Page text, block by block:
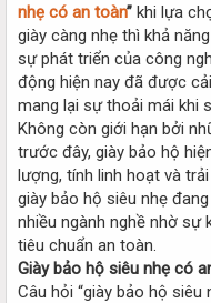
nhẹ có an toàn” khi lựa
giày càng nhẹ thì khả
sự phát triển của công
động hiện nay đã được
mang lại sự thoải mái khi
Không còn giới hạn bởi
trước đây, giày bảo hộ
lượng, tính linh hoạt và
giày bảo hộ siêu nhẹ
nhiều ngành nghề nhờ sự
tiêu chuẩn an toàn.
Giày bảo hộ siêu nhẹ có
Câu hỏi “giày bảo hộ